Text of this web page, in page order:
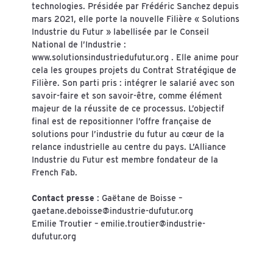
technologies. Présidée par Frédéric Sanchez depuis
mars 2021, elle porte la nouvelle Filière « Solutions
Industrie du Futur » labellisée par le Conseil
National de l’Industrie :
www.solutionsindustriedufutur.org . Elle anime pour
cela les groupes projets du Contrat Stratégique de
Filière. Son parti pris : intégrer le salarié avec son
savoir-faire et son savoir-être, comme élément
majeur de la réussite de ce processus. L’objectif
final est de repositionner l’offre française de
solutions pour l’industrie du futur au cœur de la
relance industrielle au centre du pays. L’Alliance
Industrie du Futur est membre fondateur de la
French Fab.
Contact presse : Gaëtane de Boisse –
gaetane.deboisse@industrie-dufutur.org
Emilie Troutier – emilie.troutier@industrie-
dufutur.org